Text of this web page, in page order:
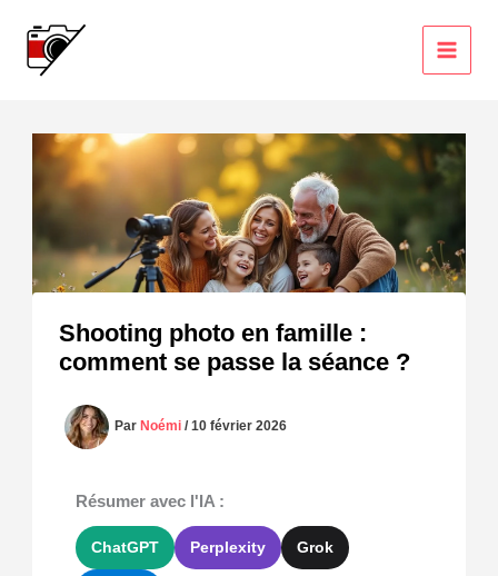
contenu
Shooting photo en famille :
comment se passe la séance ?
ParNoémi/10 février 2026
Résumer avec l'IA :
ChatGPT Perplexity Grok